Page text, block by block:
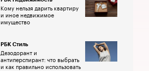
Кому нельзя дарить квартиру
и иное недвижимое
имущество
РБК Стиль
Дезодорант и
антиперспирант: что выбрать
и как правильно использовать